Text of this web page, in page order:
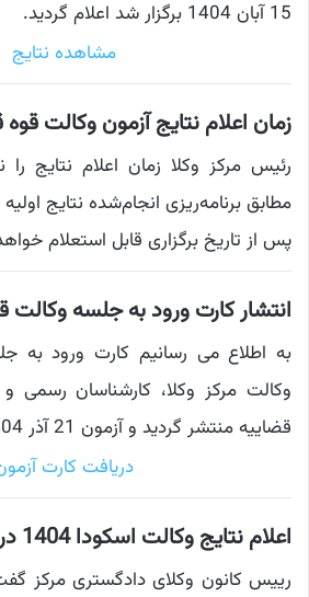
15 آبان 1404 برگزار شد اعلام گردید.
مشاهده نتایج
زمان اعلام نتایج آزمون وکالت قوه
رئیس مرکز وکلا زمان اعلام نتایج
پس از تاریخ برگزاری قابل استعلام
انتشار کارت ورود به جلسه وکالت
به اطلاع می رسانیم کارت ورود به
وکالت مرکز وکلا، کارشناسان رسمی
قضاییه منتشر گردید و آزمون 21 آذر 1404 برگزار خواهد شد.
دریافت کارت
اعلام نتایج وکالت اسکودا 1404 در نیمه دوم آذر
رییس کانون وکلای دادگستری مرکز